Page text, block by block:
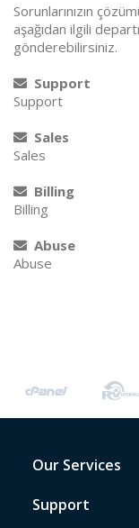
Sorunlarınızın
aşağıdan ilgili
gönderebilirsiniz.
Support
Support
Sales
Sales
Billing
Billing
Abuse
Abuse
Our Services
Support